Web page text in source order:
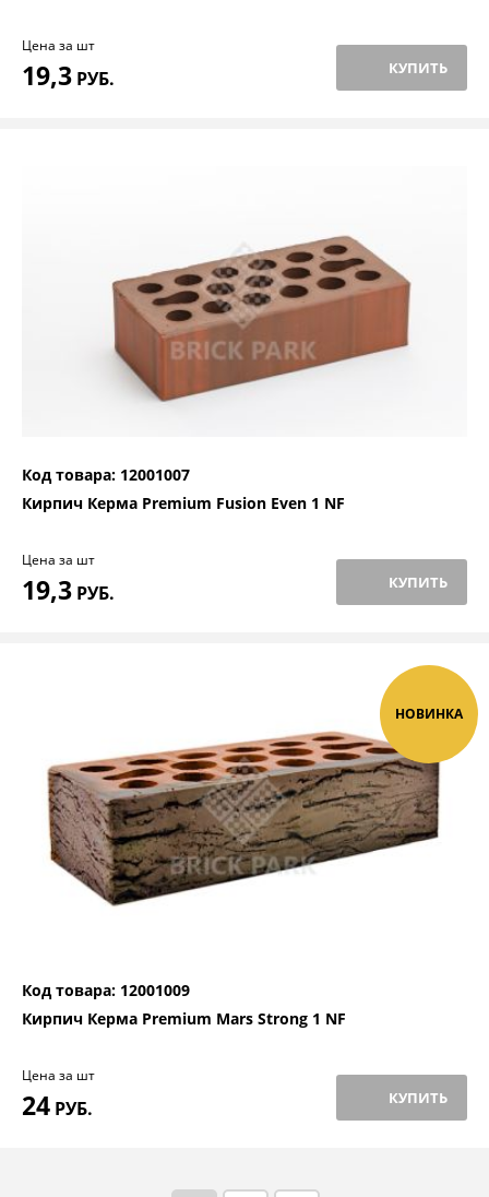
Цена за шт
19,3 РУБ. КУПИТЬ
Код товара: 12001007
Кирпич Керма Premium Fusion Even 1 NF
Цена за шт
19,3 РУБ. КУПИТЬ
НОВИНКА
Код товара: 12001009
Кирпич Керма Premium Mars Strong 1 NF
Цена за шт
24 РУБ. КУПИТЬ